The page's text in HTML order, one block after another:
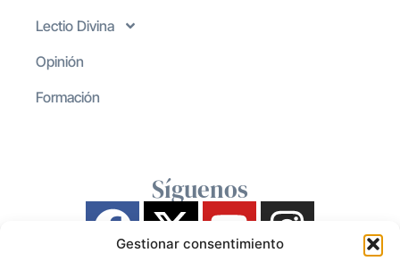
Gestionar consentimiento
Lectio Divina
Opinión
Formación
Síguenos